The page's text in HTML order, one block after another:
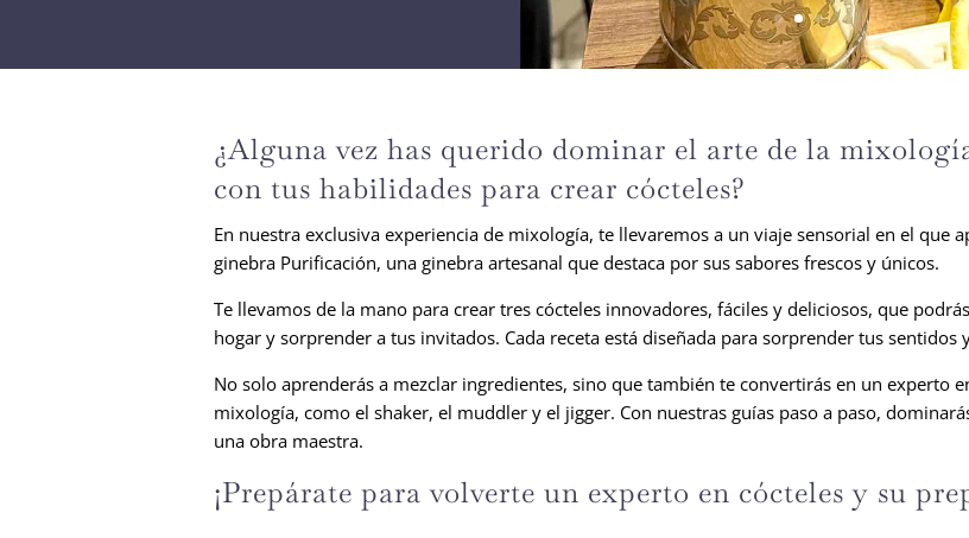
¿Alguna vez has querido dominar el arte de la
con tus habilidades para crear cócteles?
En nuestra exclusiva experiencia de mixología, te llevaremos a un viaje sensorial en el que
ginebra Purificación, una ginebra artesanal que destaca por sus sabores frescos y únicos.
Te llevamos de la mano para crear tres cócteles innovadores, fáciles y deliciosos, que
hogar y sorprender a tus invitados. Cada receta está diseñada para sorprender tus
No solo aprenderás a mezclar ingredientes, sino que también te convertirás en un experto
mixología, como el shaker, el muddler y el jigger. Con nuestras guías paso a paso,
una obra maestra.
¡Prepárate para volverte un experto en cócteles y su